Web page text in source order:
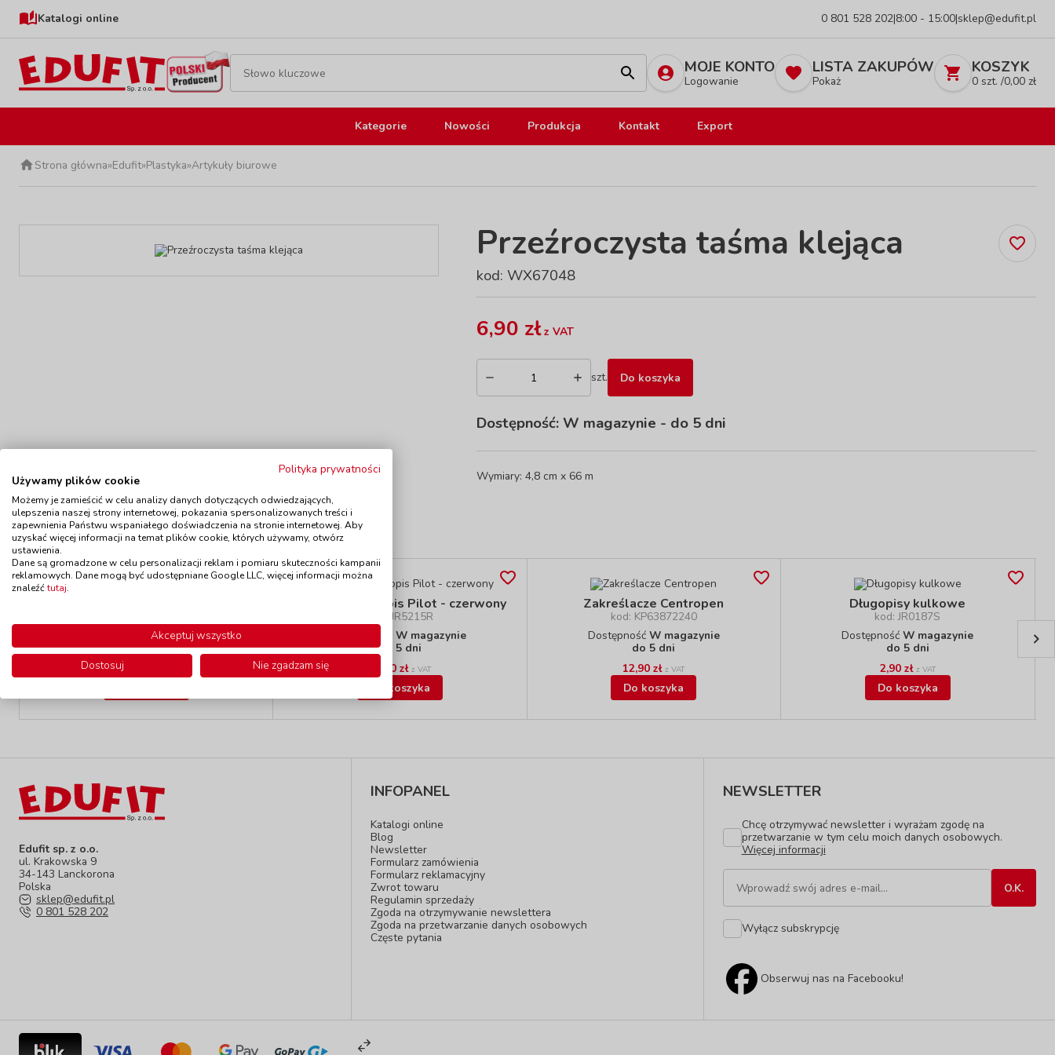
Katalogi online 0 801 528 202|8:00 - 15:00|sklep@edufit.pl
MOJE KONTO
Logowanie
LISTA ZAKUPÓW
Pokaż
KOSZYK
0 szt. /0,00 zł
Kategorie Nowości Produkcja Kontakt Export
Strona główna»Edufit»Plastyka»Artykuły biurowe
Przeźroczysta taśma klejąca
kod: WX67048
6,90 złz VAT
szt. Do koszyka
Dostępność: W magazynie - do 5 dni
Wymiary: 4,8 cm x 66 m
Polecamy
W magazynie
do 5 dni
9,90 zł
Ścieralny długopis Pilot - czerwony
kod: JR5215R
W magazynie
do 5 dni
14,90 zł z VAT
Do koszyka
Zakreślacze Centropen
kod: KP63872240
Dostępność W magazynie
do 5 dni
12,90 zł z VAT
Do koszyka
Długopisy kulkowe
kod: JR0187S
DostępnośćW magazynie
do 5 dni
2,90 zł z VAT
Do koszyka
Edufit sp. z o.o.
ul. Krakowska 9
34-143 Lanckorona
Polska
sklep@edufit.pl
0 801 528 202
INFOPANEL
Katalogi online
Blog
Newsletter
Formularz zamówienia
Formularz reklamacyjny
Zwrot towaru
Regulamin sprzedaży
Zgoda na otrzymywanie newslettera
Zgoda na przetwarzanie danych osobowych
Częste pytania
NEWSLETTER
Chcę otrzymywać newsletter i wyrażam zgodę na
przetwarzanie w tym celu moich danych osobowych.
Więcej informacji
Wyłącz subskrypcję
Obserwuj nas na Facebooku!
Polityka prywatności
Używamy plików cookie
Możemy je zamieścić w celu analizy danych dotyczących odwiedzających,
ulepszenia naszej strony internetowej, pokazania spersonalizowanych treści i
zapewnienia Państwu wspaniałego doświadczenia na stronie internetowej. Aby
uzyskać więcej informacji na temat plików cookie, których używamy, otwórz
ustawienia.
Dane są gromadzone w celu personalizacji reklam i pomiaru skuteczności kampanii
reklamowych. Dane mogą być udostępniane Google LLC, więcej informacji można
znaleźćtutaj.
Akceptuj wszystko
Dostosuj
Nie zgadzam się